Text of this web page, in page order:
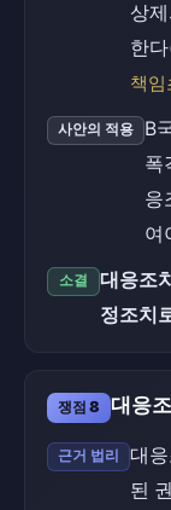
상
한
책
사안의 적용
B
폭
응
여
소결
대응조
정조치
쟁점 8 대응
근거 법리
대
된